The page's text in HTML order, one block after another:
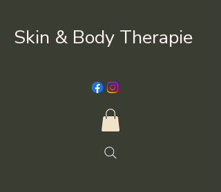
Skin & Body Therapie